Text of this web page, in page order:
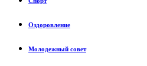
Оздоровление
Молодежный совет